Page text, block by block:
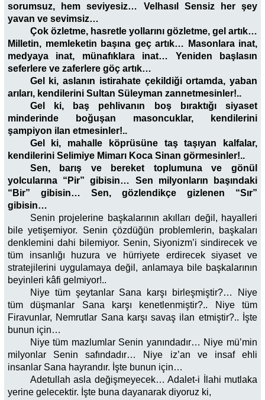
sorumsuz, hem seviyesiz… Velhasıl Sensiz her şey
yavan ve sevimsiz…
Çok özletme, hasretle yollarını gözletme, gel artık…
Milletin, memleketin başına geç artık… Masonlara inat,
medyaya inat, münafıklara inat… Yeniden başlasın
seferlere ve zaferlere göç artık…
Gel ki, aslanın istirahate çekildiği ortamda, yaban
arıları, kendilerini Sultan Süleyman zannetmesinler!..
Gel ki, baş pehlivanın boş bıraktığı siyaset
minderinde boğuşan masoncuklar, kendilerini
şampiyon ilan etmesinler!..
Gel ki, mahalle köprüsüne taş taşıyan kalfalar,
kendilerini Selimiye Mimarı Koca Sinan görmesinler!..
Sen, barış ve bereket toplumuna ve gönül
yolcularına “Pir” gibisin… Sen milyonların başındaki
“Bir” gibisin… Sen, gözlendikçe gizlenen “Sır”
gibisin…
Senin projelerine başkalarının akılları değil, hayalleri
bile yetişemiyor. Senin çözdüğün problemlerin, başkaları
denklemini dahi bilemiyor. Senin, Siyonizm’i sindirecek ve
tüm insanlığı huzura ve hürriyete erdirecek siyaset ve
stratejilerini uygulamaya değil, anlamaya bile başkalarının
beyinleri kâfi gelmiyor!..
Niye tüm şeytanlar Sana karşı birleşmiştir?… Niye
tüm düşmanlar Sana karşı kenetlenmiştir?.. Niye tüm
Firavunlar, Nemrutlar Sana karşı savaş ilan etmiştir?.. İşte
bunun için…
Niye tüm mazlumlar Senin yanındadır… Niye mü’min
milyonlar Senin safındadır… Niye iz’an ve insaf ehli
insanlar Sana hayrandır. İşte bunun için…
Adetullah asla değişmeyecek… Adalet-i İlahi mutlaka
yerine gelecektir. İşte buna dayanarak diyoruz ki,